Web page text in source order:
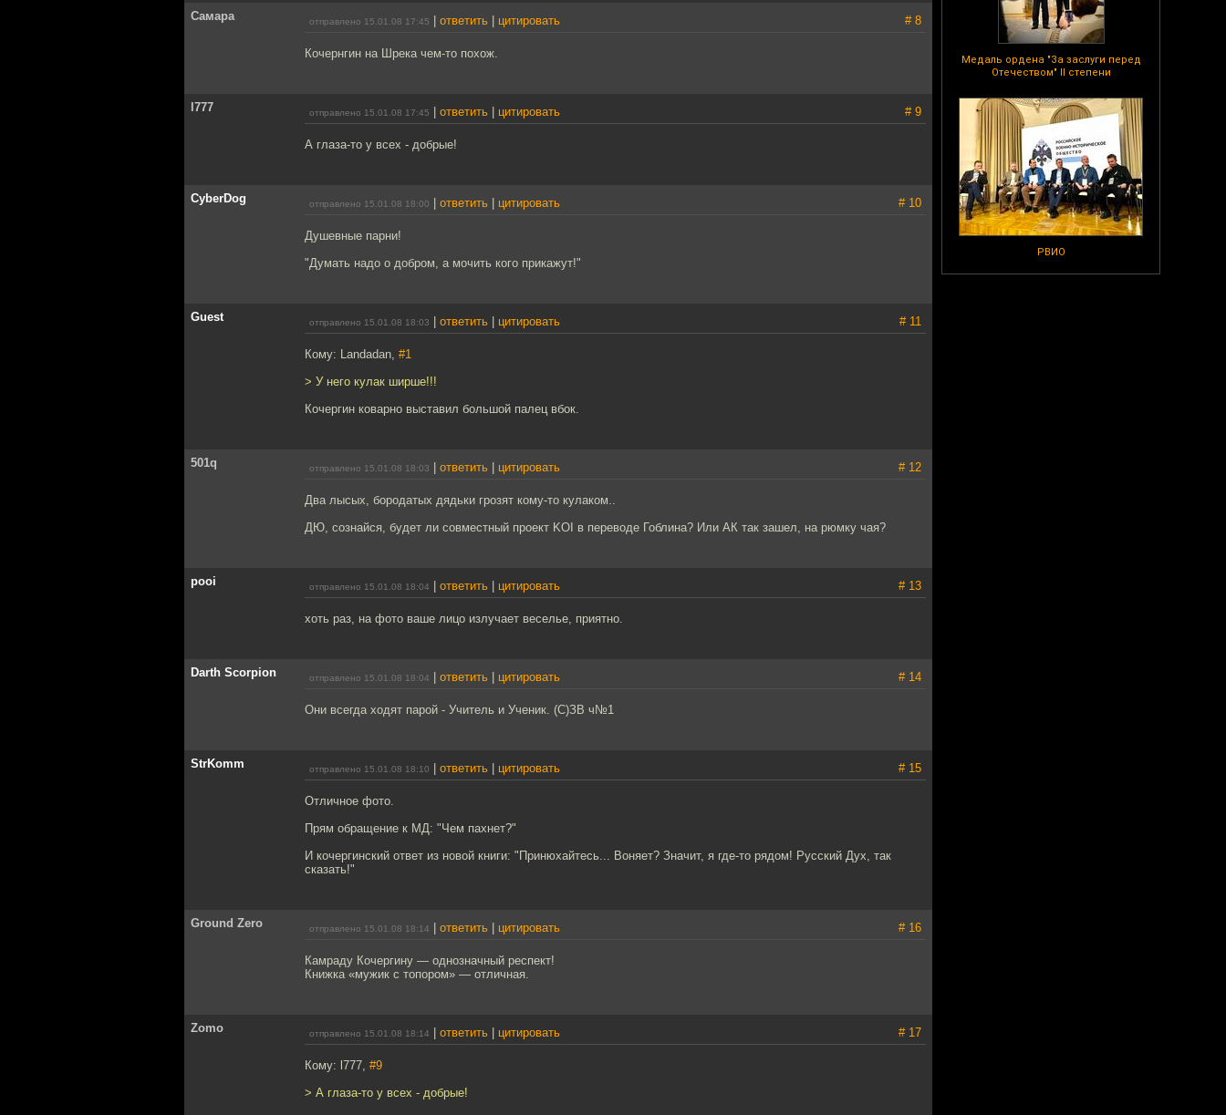
Медаль ордена "За заслуги перед
Отечеством" II степени
РВИО
Самара отправлено 15.01.08 17:45 ответить цитировать # 8
Кочернгин на Шрека чем-то похож.
l777 отправлено 15.01.08 17:45 ответить цитировать # 9
А глаза-то у всех - добрые!
CyberDog отправлено 15.01.08 18:00 ответить цитировать # 10
Душевные парни!
"Думать надо о добром, а мочить кого прикажут!"
Guest отправлено 15.01.08 18:03 ответить цитировать # 11
Кому: Landadan, #1
> У него кулак ширше!!!
Кочергин коварно выставил большой палец вбок.
501q отправлено 15.01.08 18:03 ответить цитировать # 12
Два лысых, бородатых дядьки грозят кому-то кулаком..
ДЮ, сознайся, будет ли совместный проект KOI в переводе Гоблина? Или АК так зашел, на рюмку чая?
pooi отправлено 15.01.08 18:04 ответить цитировать # 13
хоть раз, на фото ваше лицо излучает веселье, приятно.
Darth Scorpion отправлено 15.01.08 18:04 ответить цитировать # 14
Они всегда ходят парой - Учитель и Ученик. (С)ЗВ ч№1
StrKomm отправлено 15.01.08 18:10 ответить цитировать # 15
Отличное фото.
Прям обращение к МД: "Чем пахнет?"
И кочергинский ответ из новой книги: "Принюхайтесь... Воняет? Значит, я где-то рядом! Русский Дух, так
сказать!"
Ground Zero отправлено 15.01.08 18:14 ответить цитировать # 16
Камраду Кочергину — однозначный респект!
Книжка «мужик с топором» — отличная.
Zomo отправлено 15.01.08 18:14 ответить цитировать # 17
Кому: l777, #9
> А глаза-то у всех - добрые!